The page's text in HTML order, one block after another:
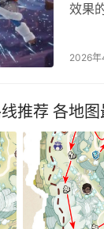
效果
娜+
2026年
推荐 各地